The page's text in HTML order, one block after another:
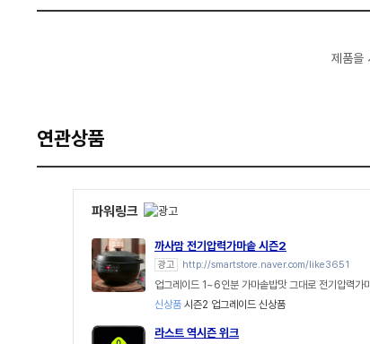
제품을
연관상품
파워링크
까사맘 전기압력가마솥 시즌2
광고 http://smartstore.naver.com/like3651
업그레이드 1~6인분 가마솥밥맛 그대로 전기압력가
신상품 시즌2 업그레이드 신상품
라스트 역시즌 위크